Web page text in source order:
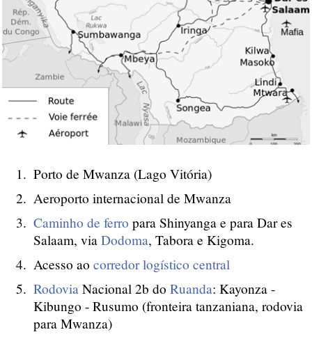
Porto de Mwanza (Lago Vitória)
Aeroporto internacional de Mwanza
Caminho de ferro para Shinyanga e para Dar es
Salaam, via Dodoma, Tabora e Kigoma.
Acesso ao corredor logístico central
Rodovia Nacional 2b do Ruanda: Kayonza -
Kibungo - Rusumo (fronteira tanzaniana, rodovia
para Mwanza)